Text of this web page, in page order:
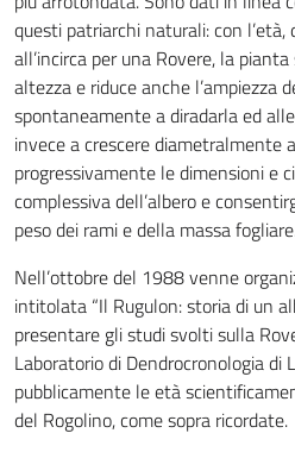
questi patriarchi naturali: con
all’incirca per una Rovere, la
altezza e riduce anche l’ampiezza
spontaneamente a diradarla ed
invece a crescere diametralmente
progressivamente le dimensioni e
complessiva dell’albero e
peso dei rami e della massa
Nell’ottobre del 1988 venne
intitolata “Il Rugulon: storia di un
presentare gli studi svolti sulla
Laboratorio di Dendrocronologia
pubblicamente le età
del Rogolino, come sopra ricordate.